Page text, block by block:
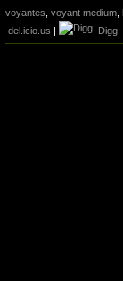
voyantes, voyant medium,
del.icio.us
Digg